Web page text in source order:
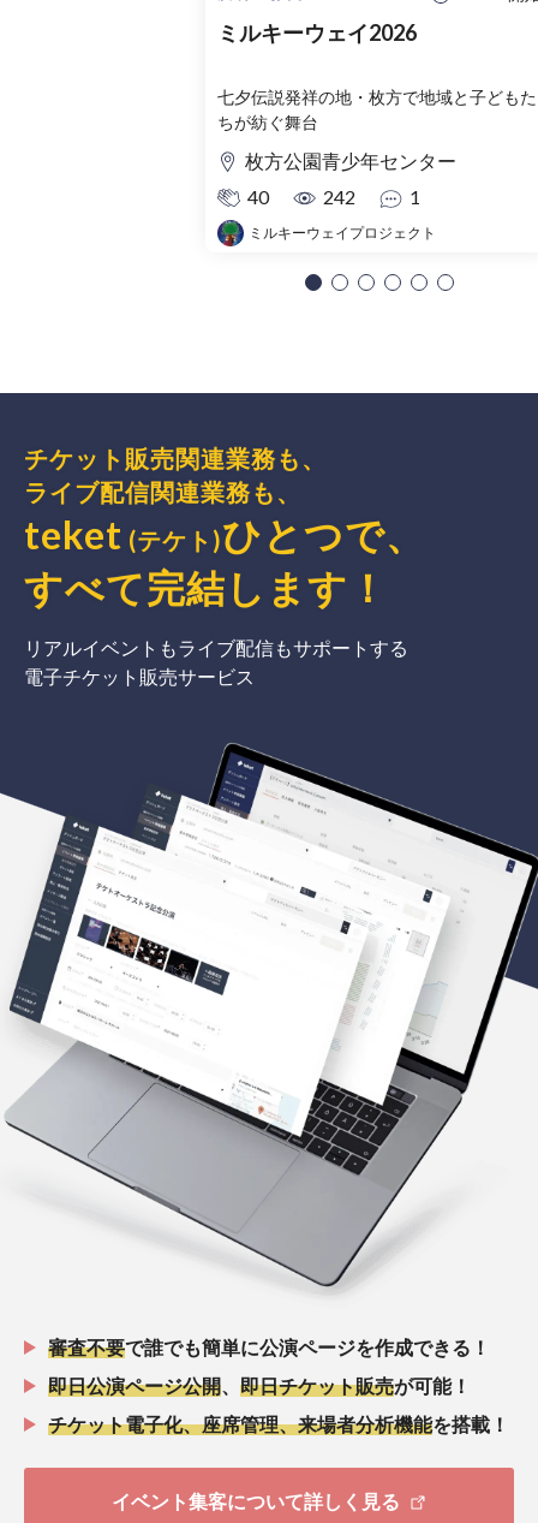
ミルキーウェイ2026
七夕伝説発祥の地・枚方で地域と子どもた
ちが紡ぐ舞台
枚方公園青少年センター
40
242 1
ミルキーウェイプロジェクト
チケット販売関連業務も、
ライブ配信関連業務も、
teket (テケト)ひとつで、
すべて完結 します ！
リアルイベントもライブ配信もサポートする
電子チケット販売サービス
審査不要で誰でも簡単に公演ページを作成できる！
即日公演ページ公開
即日チケット販売が可能！
チケット電子化、座席管理、来場者分析機能を搭載！
イベント集客について詳しく見る